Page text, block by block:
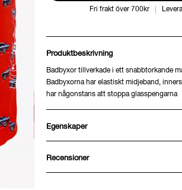
Fri frakt över 700kr
Produktbeskrivning
Badbyxor tillverkade i ett snabbtorkande
Badbyxorna har elastiskt midjeband,
har någonstans att stoppa glasspengarna
Egenskaper
Recensioner